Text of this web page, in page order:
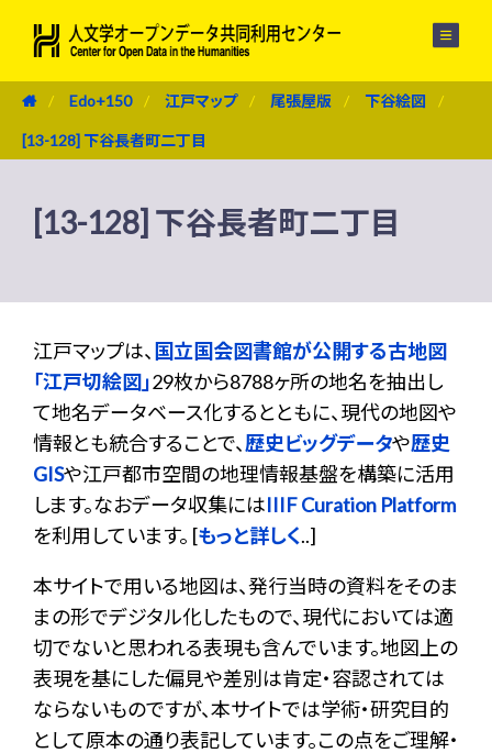
Edo+150 江戸マップ 尾張屋版 下谷絵図
[13-128] 下谷長者町二丁目
[13-128] 下谷長者町二丁目
江戸マップは、 国立国会図書館が公開する古地図
「江戸切絵図」29枚から8788ヶ所の地名を抽出し
て地名データベース化するとともに、現代の地図や
情報とも統合することで、歴史ビッグデータや歴史
GISや江戸都市空間の地理情報基盤を構築に活用
します。なおデータ収集にはIIIF Curation Platform
を利用しています。 [もっと詳しく..]
本サイトで用いる地図は、発行当時の資料をそのま
まの形でデジタル化したもので、現代においては適
切でないと思われる表現も含んでいます。地図上の
表現を基にした偏見や差別は肯定・容認されては
ならないものですが、本サイトでは学術・研究目的
として原本の通り表記しています。この点をご理解・